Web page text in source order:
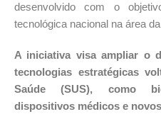
desenvolvido com o
tecnológica nacional na área
A iniciativa visa ampliar o
tecnologias estratégicas
Saúde (SUS), como
dispositivos médicos e